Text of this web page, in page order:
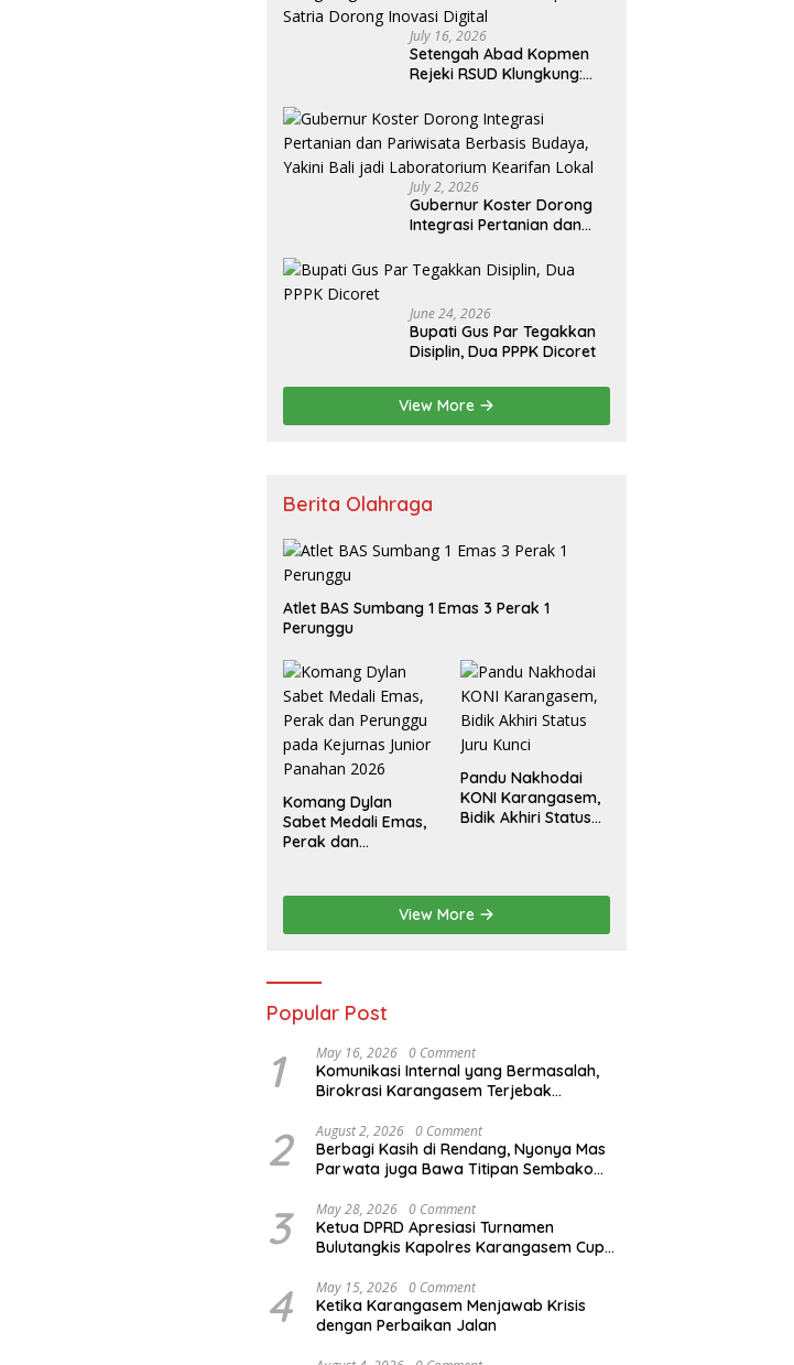
July 16, 2026
Setengah Abad Kopmen
Rejeki RSUD Klungkung:
Bupati Satria Dorong
Inovasi Digital
July 2, 2026
Gubernur Koster Dorong
Integrasi Pertanian dan
Budaya, Yakini Bali jadi
Laboratorium Kearifan
Lokal
June 24, 2026
Bupati Gus Par Tegakkan
Disiplin, Dua PPPK Dicoret
View More
Berita Olahraga
Atlet BAS Sumbang 1 Emas 3 Perak 1
Perunggu
Komang Dylan
Sabet Medali Emas,
Perak dan
Panahan 2026
Pandu Nakhodai
KONI Karangasem,
Bidik Akhiri Status
View More
Popular Post
1 May 16, 2026 0 Comment
Komunikasi Internal yang Bermasalah,
Birokrasi Karangasem Terjebak
2 August 2, 2026 0 Comment
Berbagi Kasih di Rendang, Nyonya Mas
Parwata juga Bawa Titipan Sembako
3 May 28, 2026 0 Comment
Ketua DPRD Apresiasi Turnamen
Bulutangkis Kapolres Karangasem Cup
4 May 15, 2026 0 Comment
Ketika Karangasem Menjawab Krisis
dengan Perbaikan Jalan